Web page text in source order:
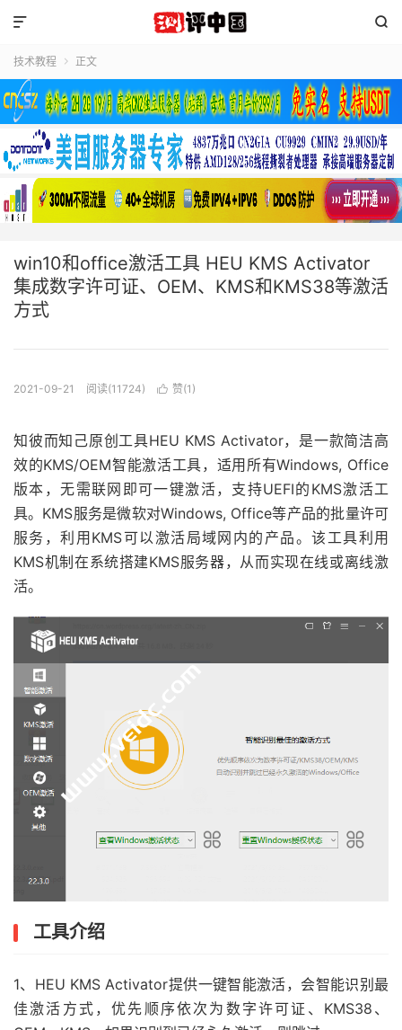


技术教程  正文
win10和office激活工具 HEU KMS Activator
集成数字许可证、OEM、KMS和KMS38等激活
方式
2021-09-21 阅读(11724)  赞(1 )
知彼而知己原创工具HEU KMS Activator，是一款简洁高
效的KMS/OEM智能激活工具，适用所有Windows, Office
版本，无需联网即可一键激活，支持UEFI的KMS激活工
具。KMS服务是微软对Windows, Office等产品的批量许可
服务，利用KMS可以激活局域网内的产品。该工具利用
KMS机制在系统搭建KMS服务器，从而实现在线或离线激
活。
工具介绍
1、HEU KMS Activator提供一键智能激活，会智能识别最
佳激活方式，优先顺序依次为数字许可证、KMS38、